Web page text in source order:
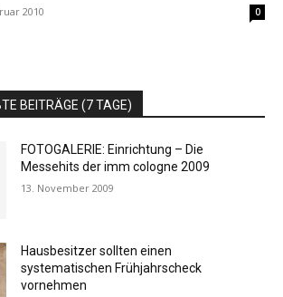
2010 0
BEITRÄGE (7 TAGE)
FOTOGALERIE: Einrichtung – Die
Messehits der imm cologne 2009
13. November 2009
Hausbesitzer sollten einen
systematischen Frühjahrscheck
vornehmen